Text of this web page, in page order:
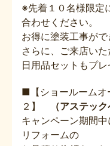
※先着１０名様限定
合わせください。
お得に塗装工事がで
さらに、ご来店い
日用品セットもプレ
■【ショールーム
２】
（アステッ
キャンペーン期間
リフォームの